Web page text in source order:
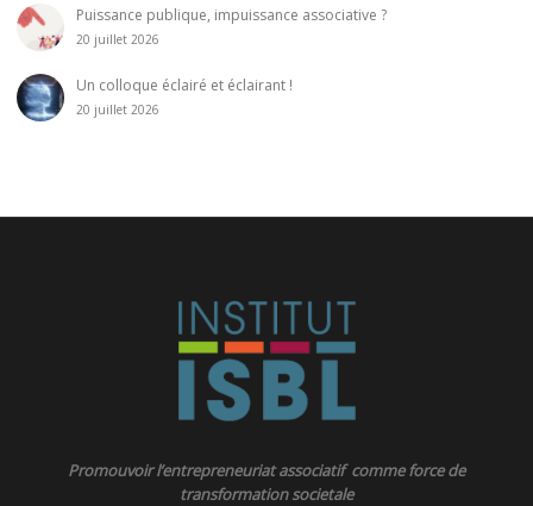
Puissance publique, impuissance associative ?
20 juillet 2026
Un colloque éclairé et éclairant !
20 juillet 2026
Promouvoir l’entrepreneuriat associatif comme force de
transformation societale